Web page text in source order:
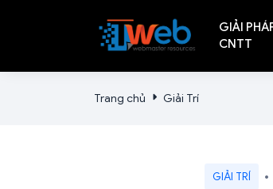
GIẢI
CNTT
Trang chủ Giải Trí
GIẢI TRÍ